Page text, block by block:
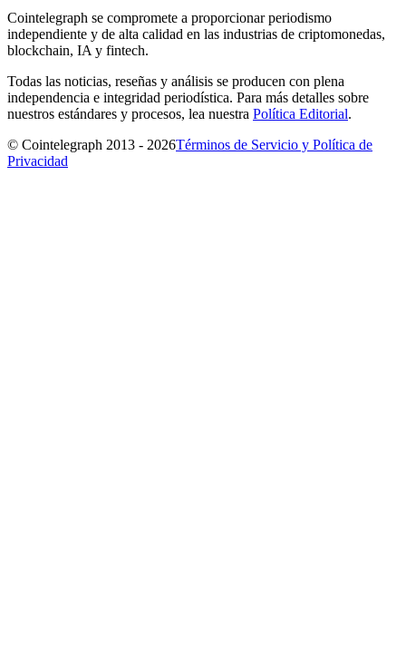
Cointelegraph se compromete a proporcionar periodismo
independiente y de alta calidad en las industrias de criptomonedas,
blockchain, IA y fintech.
Todas las noticias, reseñas y análisis se producen con plena
independencia e integridad periodística. Para más detalles sobre
nuestros estándares y procesos, lea nuestra Política Editorial.
© Cointelegraph 2013 - 2026Términos de Servicio y Política de
Privacidad